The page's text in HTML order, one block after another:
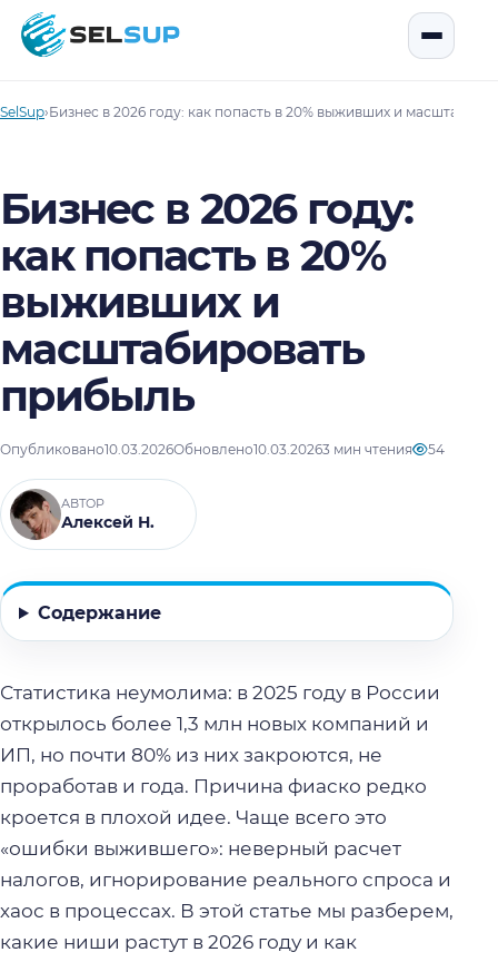
SelSup
SelSup›Бизнес в 2026 году: как попасть в 20% выживших и
Бизнес в 2026 году:
как попасть в 20%
выживших и
масштабировать
прибыль
Опубликовано10.03.2026Обновлено10.03.20263 мин чтения 54
АВТОР
Алексей Н.
Содержание
Статистика неумолима: в 2025 году в России
открылось более 1,3 млн новых компаний и
ИП, но почти 80% из них закроются, не
проработав и года. Причина фиаско редко
кроется в плохой идее. Чаще всего это
«ошибки выжившего»: неверный расчет
налогов, игнорирование реального спроса и
хаос в процессах. В этой статье мы разберем,
какие ниши растут в 2026 году и как